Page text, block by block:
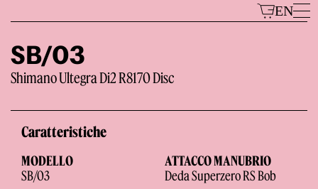
EN
Modelli
SB/03
Shimano Ultegra Di2 R8170 Disc
Caratteristiche
MODELLO
SB/03
ATTACCO MANUBRIO
Deda Superzero RS Bob